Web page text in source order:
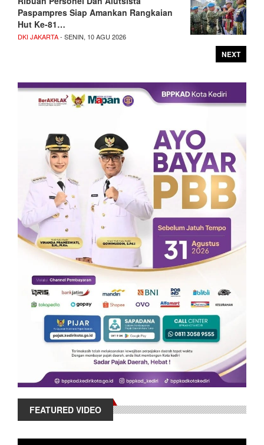
Paspampres Siap Amankan Rangkaian
Hut Ke-81…
DKI JAKARTA- SENIN, 10 AGU 2026
NEXT
FEATURED VIDEO